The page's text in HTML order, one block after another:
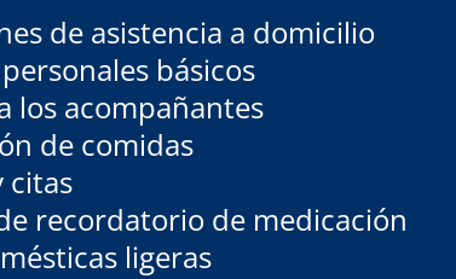
de asistencia a domicilio
básicos
los acompañantes
de comidas
citas
recordatorio de medicación
ligeras